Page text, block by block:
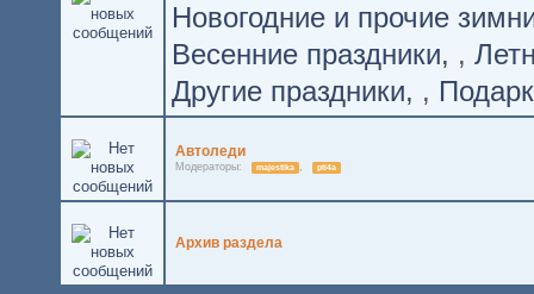
Новогодние и прочие
Весенние праздники
,
Другие праздники
,
Автоледи
Модераторы: majestika , pti4a
Архив раздела